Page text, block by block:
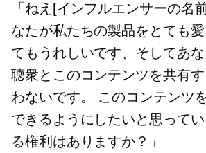
「ねえ[インフルエンサーの名
なたが私たちの製品をとても
てもうれしいです、そしてあ
聴衆とこのコンテンツを共有
わないです。 このコンテンツ
できるようにしたいと思って
る権利はありますか？」